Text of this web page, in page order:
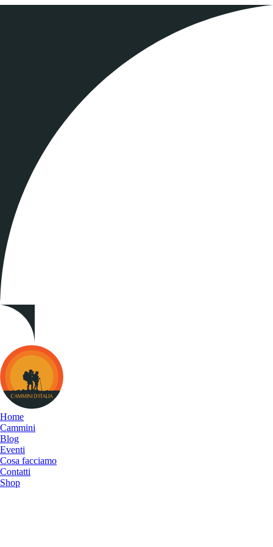
Cammini
d&#039;Italia
Home
Cammini
Blog
Eventi
Cosa facciamo
Contatti
Shop